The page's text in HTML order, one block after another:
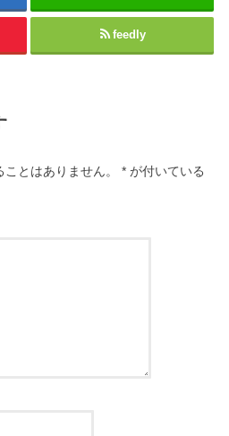
feedly
とはありません。 * が付いている